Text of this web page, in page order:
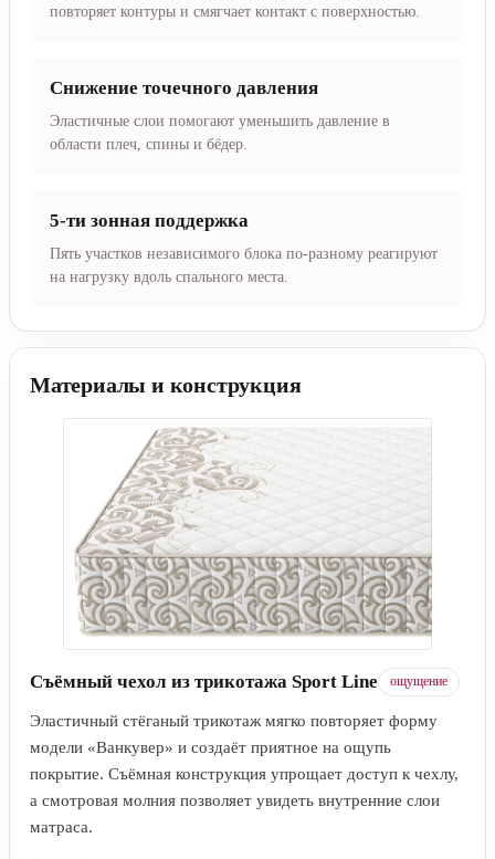
повторяет контуры и смягчает контакт с поверхностью.
Снижение точечного давления
Эластичные слои помогают уменьшить давление в
области плеч, спины и бёдер.
5-ти зонная поддержка
Пять участков независимого блока по-разному реагируют
на нагрузку вдоль спального места.
Материалы и конструкция
Съёмный чехол из трикотажа Sport Line ощущение
Эластичный стёганый трикотаж мягко повторяет форму
модели «Ванкувер» и создаёт приятное на ощупь
покрытие. Съёмная конструкция упрощает доступ к чехлу,
а смотровая молния позволяет увидеть внутренние слои
матраса.